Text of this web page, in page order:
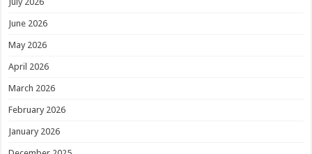
June 2026
May 2026
April 2026
March 2026
February 2026
January 2026